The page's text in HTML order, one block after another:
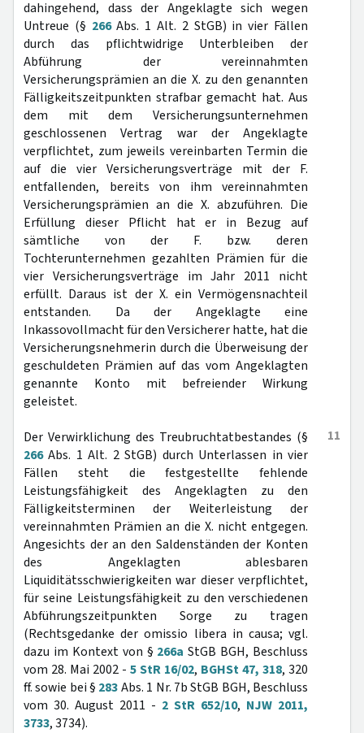
dahingehend, dass der Angeklagte sich wegen
Untreue (§ 266Abs. 1 Alt. 2 StGB) in vier Fällen
durch das pflichtwidrige Unterbleiben der
Abführung der vereinnahmten
Versicherungsprämien an die X. zu den genannten
Fälligkeitszeitpunkten strafbar gemacht hat. Aus
dem mit dem Versicherungsunternehmen
geschlossenen Vertrag war der Angeklagte
verpflichtet, zum jeweils vereinbarten Termin die
auf die vier Versicherungsverträge mit der F.
entfallenden, bereits von ihm vereinnahmten
Versicherungsprämien an die X. abzuführen. Die
Erfüllung dieser Pflicht hat er in Bezug auf
sämtliche von der F. bzw. deren
Tochterunternehmen gezahlten Prämien für die
vier Versicherungsverträge im Jahr 2011 nicht
erfüllt. Daraus ist der X. ein Vermögensnachteil
entstanden. Da der Angeklagte eine
Inkassovollmacht für den Versicherer hatte, hat die
Versicherungsnehmerin durch die Überweisung der
geschuldeten Prämien auf das vom Angeklagten
genannte Konto mit befreiender Wirkung
geleistet.
11
Der Verwirklichung des Treubruchtatbestandes (§
266Abs. 1 Alt. 2 StGB) durch Unterlassen in vier
Fällen steht die festgestellte fehlende
Leistungsfähigkeit des Angeklagten zu den
Fälligkeitsterminen der Weiterleistung der
vereinnahmten Prämien an die X. nicht entgegen.
Angesichts der an den Saldenständen der Konten
des Angeklagten ablesbaren
Liquiditätsschwierigkeiten war dieser verpflichtet,
für seine Leistungsfähigkeit zu den verschiedenen
Abführungszeitpunkten Sorge zu tragen
(Rechtsgedanke der omissio libera in causa; vgl.
dazu im Kontext von § 266a StGB BGH, Beschluss
vom 28. Mai 2002 - 5 StR 16/02, BGHSt 47, 318, 320
ff. sowie bei § 283Abs. 1 Nr. 7b StGB BGH, Beschluss
vom 30. August 2011 - 2 StR 652/10, NJW 2011,
3733, 3734).